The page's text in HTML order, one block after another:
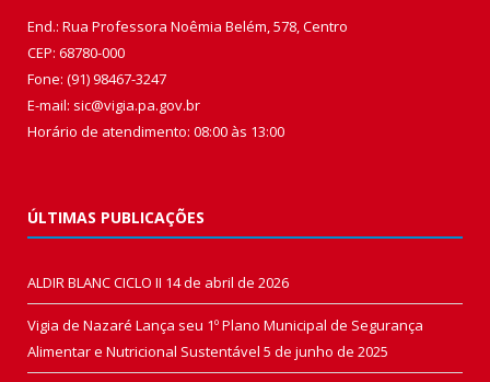
End.: Rua Professora Noêmia Belém, 578, Centro
CEP: 68780-000
Fone: (91) 98467-3247
E-mail: sic@vigia.pa.gov.br
Horário de atendimento: 08:00 às 13:00
ÚLTIMAS PUBLICAÇÕES
ALDIR BLANC CICLO II 14 de abril de 2026
Vigia de Nazaré Lança seu 1º Plano Municipal de Segurança
Alimentar e Nutricional Sustentável 5 de junho de 2025